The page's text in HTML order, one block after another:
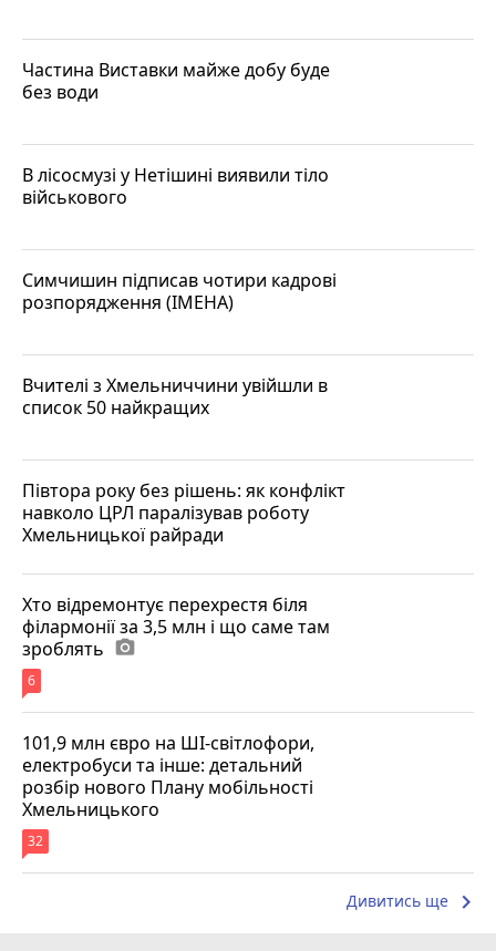
Частина Виставки майже добу буде
без води
В лісосмузі у Нетішині виявили тіло
військового
Симчишин підписав чотири кадрові
розпорядження (ІМЕНА)
Вчителі з Хмельниччини увійшли в
список 50 найкращих
Півтора року без рішень: як конфлікт
навколо ЦРЛ паралізував роботу
Хмельницької райради
Хто відремонтує перехрестя біля
філармонії за 3,5 млн і що саме там
зроблять photo_camera
6
101,9 млн євро на ШІ-світлофори,
електробуси та інше: детальний
розбір нового Плану мобільності
Хмельницького
32
Дивитись ще keyboard_arrow_right